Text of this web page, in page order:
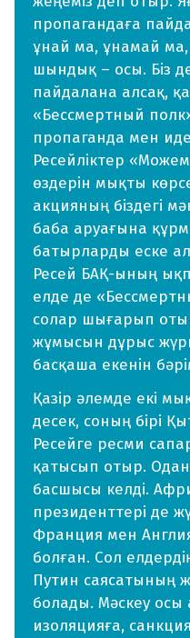
пропагандаға
ұнай ма, ұнамай ма,
шындық – осы. Біз
пайдалана алсақ,
«Бессмертный
пропаганда мен
Ресейліктер
өздерін мықты
акцияның біздегі
баба аруағына
батырларды еске
Ресей БАҚ-ының
елде де
солар шығарып
жұмысын дұрыс
басқаша екенін
Қазір әлемде екі
десек, соның бірі
Ресейге ресми
қатысып отыр.
басшысы келді.
президенттері де
Франция мен
болған. Сол
Путин саясатының
болады. Мәскеу
изоляцияға,